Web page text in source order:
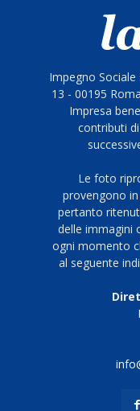
Impegno Sociale
13 - 00195
Impresa
contributi
Le foto
provengono
pertanto
delle immagini
ogni momento
al seguente